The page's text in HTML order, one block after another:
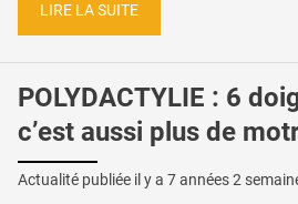
LIRE LA SUITE
POLYDACTYLIE : 6
c’est aussi plus de
Actualité publiée il y a 7 années 2